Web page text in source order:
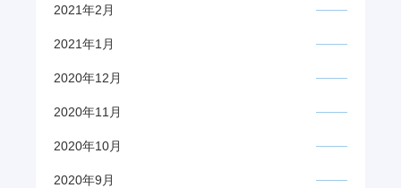
2021年2月
2021年1月
2020年12月
2020年11月
2020年10月
2020年9月